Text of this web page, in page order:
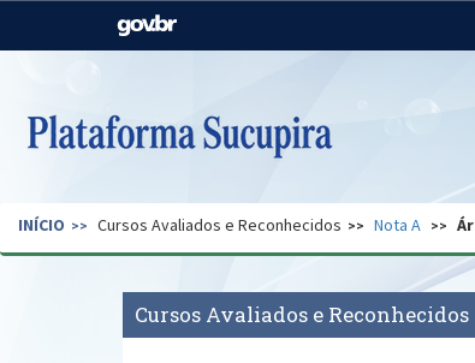
Casa Civil
Pecuária e Abastecimento
Secretaria de Governo Gabinete de
INÍCIO Cursos Avaliados e Reconhecidos Nota A
Cursos Avaliados e Reconhecidos